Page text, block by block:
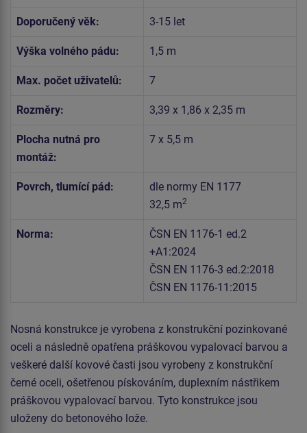
Doporučený věk: 3-15 let
Výška volného pádu: 1,5 m
Max. počet uživatelů: 7
Rozměry: 3,39 x 1,86 x 2,35 m
Plocha nutná pro
montáž:
7 x 5,5 m
Povrch, tlumící pád:
dle normy EN 1177
32,5 m2
Norma:
ČSN EN 1176-1 ed.2
+A1:2024
ČSN EN 1176-3 ed.2:2018
ČSN EN 1176-11:2015
Nosná konstrukce je vyrobena z konstrukční pozinkované
oceli a následně opatřena práškovou vypalovací barvou a
veškeré další kovové časti jsou vyrobeny z konstrukční
černé oceli, ošetřenou pískováním, duplexním nástřikem
práškovou vypalovací barvou. Tyto konstrukce jsou
uloženy do betonového lože.